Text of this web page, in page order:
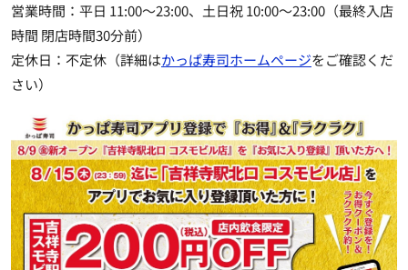
営業時間：平日 11:00～23:00、土日祝 10:00～23:00（最終入店
時間 閉店時間30分前）
定休日：不定休（詳細はかっぱ寿司ホームページをご確認くだ
さい）